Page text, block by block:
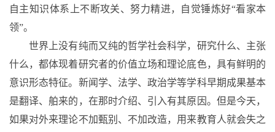
自主知识体系上不断攻关、努力精进，自觉锤炼好“看家本
领”。
世界上没有纯而又纯的哲学社会科学，研究什么、主张
什么，都体现着研究者的价值立场和理论底色，具有鲜明的
意识形态特征。新闻学、法学、政治学等学科早期成果基本
是翻译、舶来的，在那时介绍、引入有其原因。但是今天，
如果对外来理论不加甄别、不加改造，用来教育人就会失之